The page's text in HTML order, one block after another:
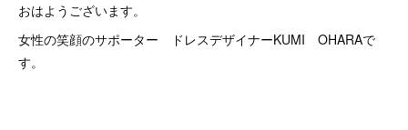
おはようございます。
女性の笑顔のサポーター ドレスデザイナーKUMI OHARAで
す。